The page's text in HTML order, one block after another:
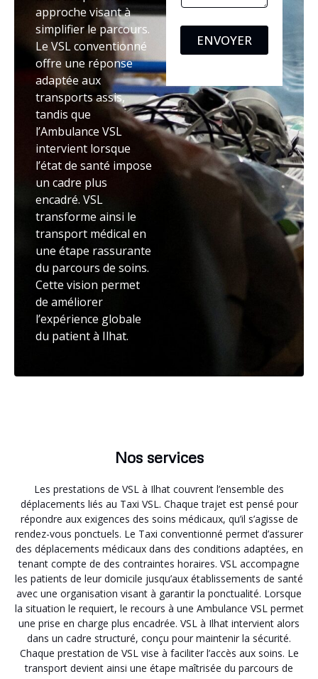
approche visant à
simplifier le parcours.
Le VSL conventionné
offre une réponse
adaptée aux
transports assis,
tandis que
l’Ambulance VSL
intervient lorsque
l’état de santé impose
un cadre plus
encadré. VSL
transforme ainsi le
transport médical en
une étape rassurante
du parcours de soins.
Cette vision permet
de améliorer
l’expérience globale
du patient à Ilhat.
ENVOYER
Nos services
Les prestations de VSL à Ilhat couvrent l’ensemble des
déplacements liés au Taxi VSL. Chaque trajet est pensé pour
répondre aux exigences des soins médicaux, qu’il s’agisse de
rendez-vous ponctuels. Le Taxi conventionné permet d’assurer
des déplacements médicaux dans des conditions adaptées, en
tenant compte de des contraintes horaires. VSL accompagne
les patients de leur domicile jusqu’aux établissements de santé
avec une organisation visant à garantir la ponctualité. Lorsque
la situation le requiert, le recours à une Ambulance VSL permet
une prise en charge plus encadrée. VSL à Ilhat intervient alors
dans un cadre structuré, conçu pour maintenir la sécurité.
Chaque prestation de VSL vise à faciliter l’accès aux soins. Le
transport devient ainsi une étape maîtrisée du parcours de